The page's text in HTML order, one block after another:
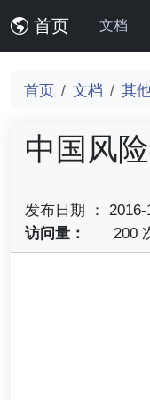
首页 文档
首页 文档 其
中国风
发布日期 ：
访问量：
200